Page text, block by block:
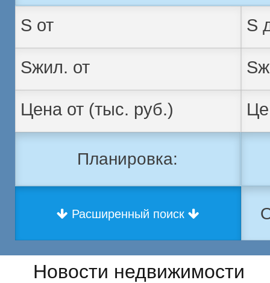
Планировка:
Расширенный поиск
Новости недвижимости